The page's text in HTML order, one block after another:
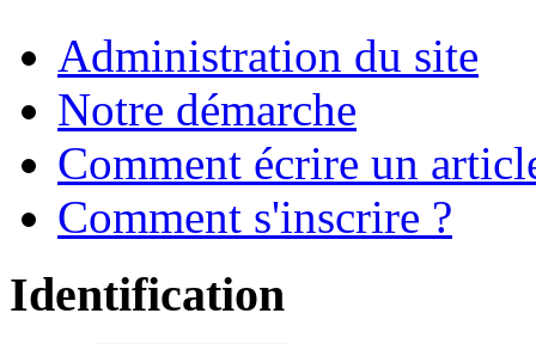
Administration du site
Notre démarche
Comment écrire un
Comment s'inscrire ?
Identification